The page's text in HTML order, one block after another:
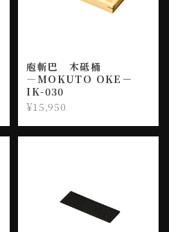
庖斬巴 木砥桶
―MOKUTO OKE－
IK-030
¥15,950